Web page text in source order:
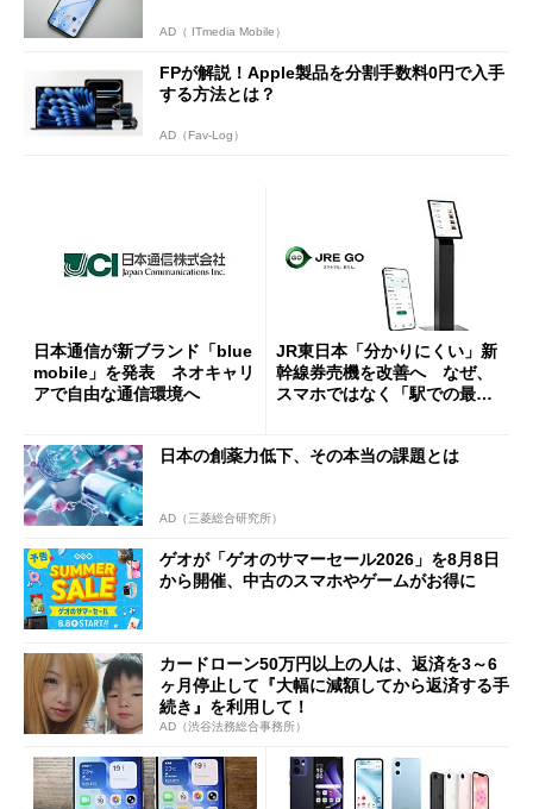
AD（ ITmedia Mobile）
FPが解説！Apple製品を分割手数料0円で入手
する方法とは？
AD（Fav-Log）
日本通信が新ブランド「blue
mobile」を発表 ネオキャリ
アで自由な通信環境へ
JR東日本「分かりにくい」新
幹線券売機を改善へ なぜ、
スマホではなく「駅での最短
日本の創薬力低下、その本当の課題とは
AD（三菱総合研究所）
ゲオが「ゲオのサマーセール2026」を8月8日
から開催、中古のスマホやゲームがお得に
カードローン50万円以上の人は、返済を3～6
ヶ月停止して『大幅に減額してから返済する手
続き』を利用して！
AD（渋谷法務総合事務所）